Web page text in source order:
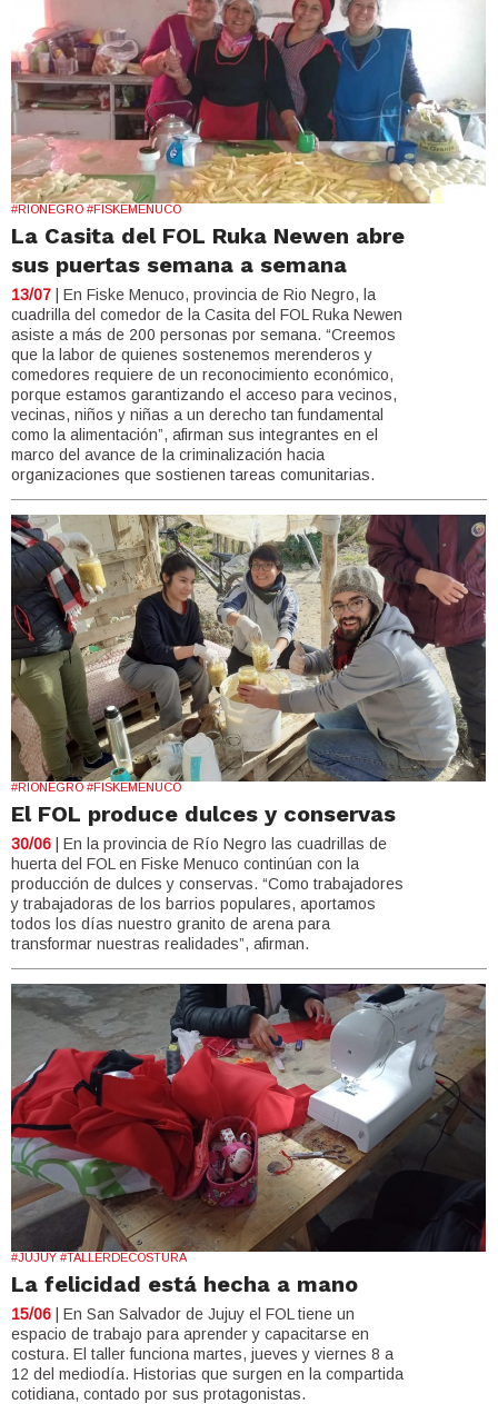
#RIONEGRO #FISKEMENUCO
La Casita del FOL Ruka Newen abre
sus puertas semana a semana
13/07 | En Fiske Menuco, provincia de Rio Negro, la
cuadrilla del comedor de la Casita del FOL Ruka Newen
asiste a más de 200 personas por semana. “Creemos
que la labor de quienes sostenemos merenderos y
comedores requiere de un reconocimiento económico,
porque estamos garantizando el acceso para vecinos,
vecinas, niños y niñas a un derecho tan fundamental
como la alimentación”, afirman sus integrantes en el
marco del avance de la criminalización hacia
organizaciones que sostienen tareas comunitarias.
#RIONEGRO #FISKEMENUCO
El FOL produce dulces y conservas
30/06 | En la provincia de Río Negro las cuadrillas de
huerta del FOL en Fiske Menuco continúan con la
producción de dulces y conservas. “Como trabajadores
y trabajadoras de los barrios populares, aportamos
todos los días nuestro granito de arena para
transformar nuestras realidades”, afirman.
#JUJUY #TALLERDECOSTURA
La felicidad está hecha a mano
15/06 | En San Salvador de Jujuy el FOL tiene un
espacio de trabajo para aprender y capacitarse en
costura. El taller funciona martes, jueves y viernes 8 a
12 del mediodía. Historias que surgen en la compartida
cotidiana, contado por sus protagonistas.